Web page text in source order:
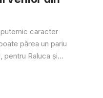
caracter
părea un pariu
pentru Raluca și...